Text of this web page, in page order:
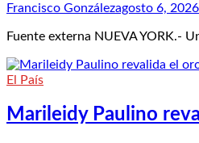
Francisco Gonzálezagosto 6, 2026
Fuente externa NUEVA YORK.-
El País
Marileidy Paulino